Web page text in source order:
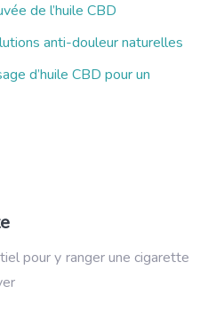
de l’huile CBD
anti-douleur naturelles
d’huile CBD pour un
pour y ranger une cigarette